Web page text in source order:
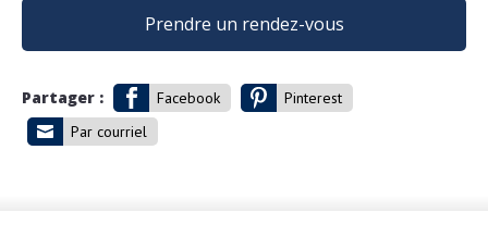
Prendre un rendez-vous
Partager : Facebook
Pinterest
Par courriel